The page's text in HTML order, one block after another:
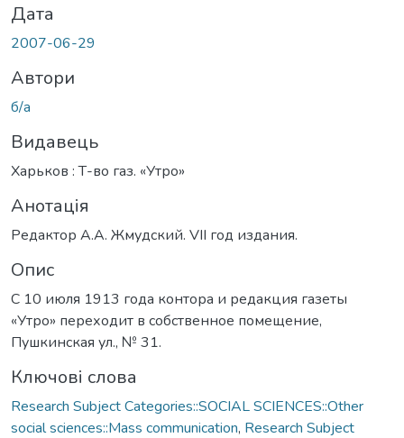
Дата
2007-06-29
Автори
б/а
Видавець
Харьков : Т-во газ. «Утро»
Анотація
Редактор А.А. Жмудский. VII год издания.
Опис
С 10 июля 1913 года контора и редакция газеты
«Утро» переходит в собственное помещение,
Пушкинская ул., № 31.
Ключові слова
Research Subject Categories::SOCIAL SCIENCES::Other
social sciences::Mass communication, Research Subject